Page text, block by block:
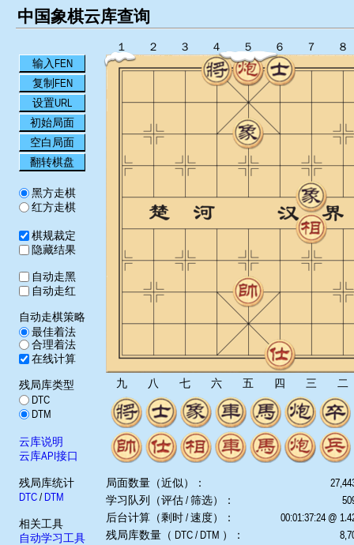
中国象棋云库查询
输入FEN
复制FEN
设置URL
初始局面
空白局面
翻转棋盘
黑方走棋
红方走棋
棋规裁定
隐藏结果
自动走黑
自动走红
自动走棋策略
最佳着法
合理着法
在线计算
残局库类型
DTC
DTM
云库说明
云库API接口
残局库统计
DTC/ DTM
相关工具
自动学习工具
１ ２ ３ ４ ５ ６ ７ ８
九 八 七 六 五 四 三 二
局面数量（近似）：
学习队列（评估 / 筛选）：
后台计算（剩时 / 速度）：
00:01:37:24 @
残局库数量（ DTC / DTM ）：